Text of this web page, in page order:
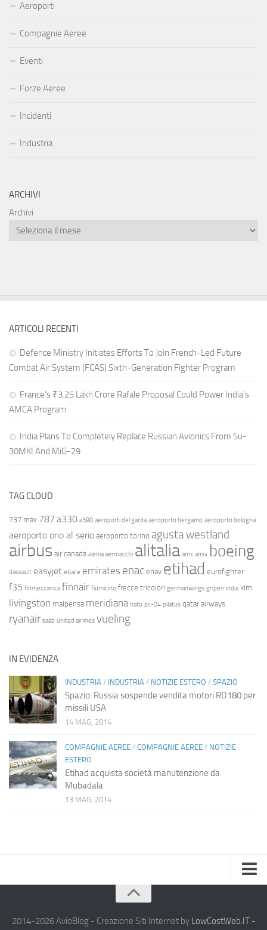
Aeroporti
Compagnie Aeree
Eventi
Forze Aeree
Incidenti
Industria
ARCHIVI
Archivi
ARTICOLI RECENTI
Defence Ministry Initiates Efforts To Join French-Led Future
Combat Air System (FCAS) Sixth‑Generation Fighter Program
France’s ₹3.25 Lakh Crore Rafale Proposal Could Power India’s
AMCA Program
India Plans To Completely Replace Russian Avionics From Su-
30MKI And MiG-29
TAG CLOUD
737 max 787 a330 a380 aeroporti del garda aeroporto bergamo aeroporto bologna
aeroporto orio al serio aeroporto torino agusta westland
airbus air canada alenia aermacchi alitalia amx ansv boeing
dassault easyjet ebace emirates enac enav etihad eurofighter
f35 finmeccanica finnair fiumicino frecce tricolori germanwings gripen india klm
livingston malpensa meridiana nato pc-24 pilatus qatar airways
ryanair saab united airlines vueling
IN EVIDENZA
INDUSTRIA / INDUSTRIA / NOTIZIE ESTERO / SPAZIO
Spazio: Russia sospende vendita motori RD180 per
missili USA
14 MAG, 2014
COMPAGNIE AEREE / COMPAGNIE AEREE / NOTIZIE
ESTERO
Etihad acquista società manutenzione da
Mubadala
13 MAG, 2014
Chi Siamo
2014-2026 AvioBlog - Creazione Siti Internet by LowCostWeb.IT -